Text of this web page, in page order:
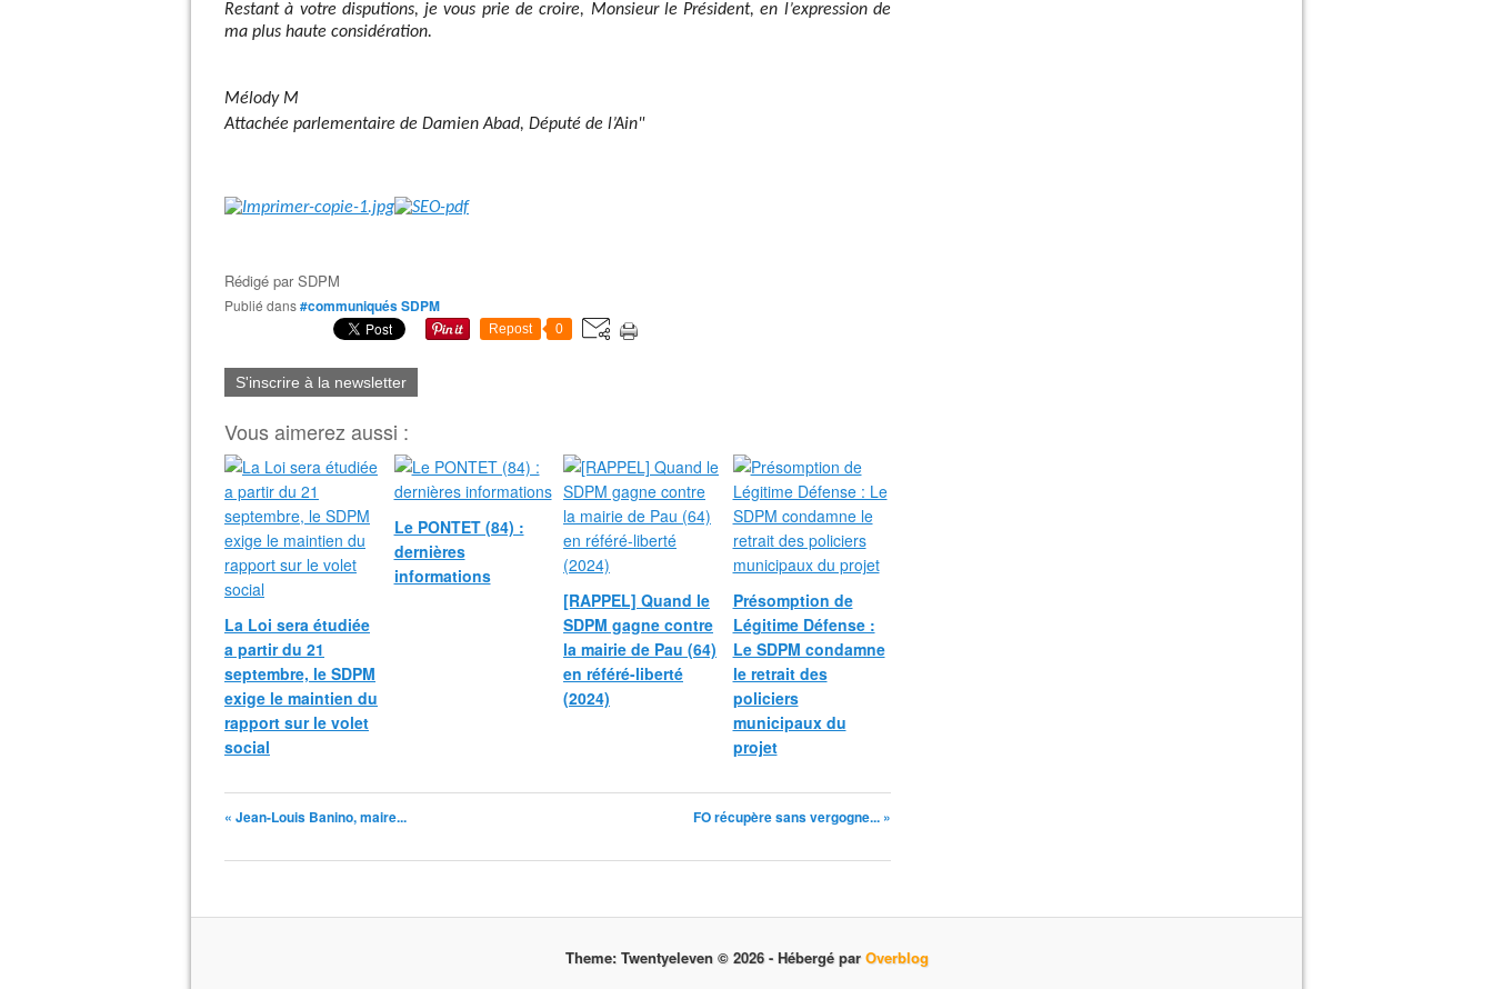
Restant à votre disputions, je vous prie de croire, Monsieur le Président, en l’expression de
ma plus haute considération.
Mélody M
Attachée parlementaire de Damien Abad, Député de l’Ain"
Rédigé parSDPM
Publié dans#communiqués SDPM
Repost 0
S'inscrire à la newsletter
Vous aimerez aussi :
La Loi sera étudiée
a partir du 21
septembre, le SDPM
exige le maintien du
rapport sur le volet
social
Le PONTET (84) :
dernières
informations
[RAPPEL] Quand le
SDPM gagne contre
la mairie de Pau (64)
en référé-liberté
(2024)
Présomption de
Légitime Défense :
Le SDPM condamne
le retrait des
policiers
municipaux du
projet
« Jean-Louis Banino, maire... FO récupère sans vergogne... »
Theme: Twentyeleven © 2026 - Hébergé par Overblog